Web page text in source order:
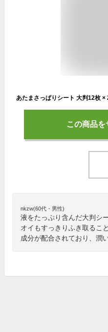
この商品
nkzw(60代・男性)
液をたっぷり含んだ大判シ
オイもすっきりふき取るこ
成分が配合されており、潤